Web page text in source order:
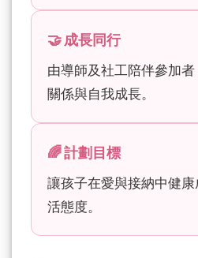
🤝 成長同行
由導師及社工陪伴參加者
關係與自我成長。
🌈 計劃目標
讓孩子在愛與接納中健
活態度。